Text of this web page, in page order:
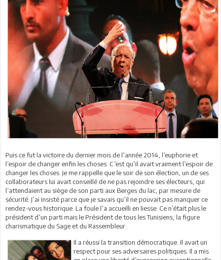
Puis ce fut la victoire du dernier mois de l’année 2014, l’euphorie et
l’espoir de changer enfin les choses. C’est qu’il avait vraiment l’espoir de
changer les choses. Je me rappelle que le soir de son élection, un de ses
collaborateurs lui avait conseillé de ne pas rejoindre ses électeurs, qui
l’attendaient au siège de son parti aux Berges du lac, par mesure de
sécurité. J’ai insisté parce que je savais qu’il ne pouvait pas manquer ce
rendez-vous historique. La foule l’a accueilli en liesse. Ce n’était plus le
président d’un parti mais le Président de tous les Tunisiens, la figure
charismatique du Sage et du Rassembleur.
Il a réussi la transition démocratique. Il avait un
respect pour ses adversaires politiques. Il a mis